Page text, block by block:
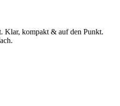
Klar, kompakt & auf den Punkt.